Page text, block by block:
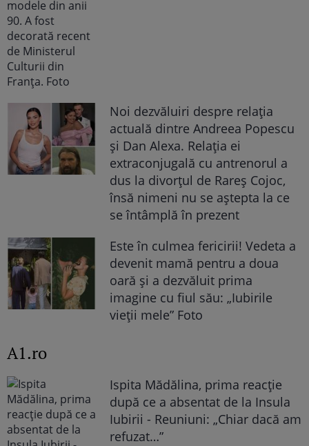
Noi dezvăluiri despre relația
actuală dintre Andreea Popescu
și Dan Alexa. Relația ei
extraconjugală cu antrenorul a
dus la divorțul de Rareș Cojoc,
însă nimeni nu se aștepta la ce
se întâmplă în prezent
Este în culmea fericirii! Vedeta a
devenit mamă pentru a doua
oară și a dezvăluit prima
imagine cu fiul său: „Iubirile
vieții mele” Foto
A1.ro
Ispita Mădălina, prima reacție
după ce a absentat de la Insula
Iubirii - Reuniuni: „Chiar dacă am
refuzat…”